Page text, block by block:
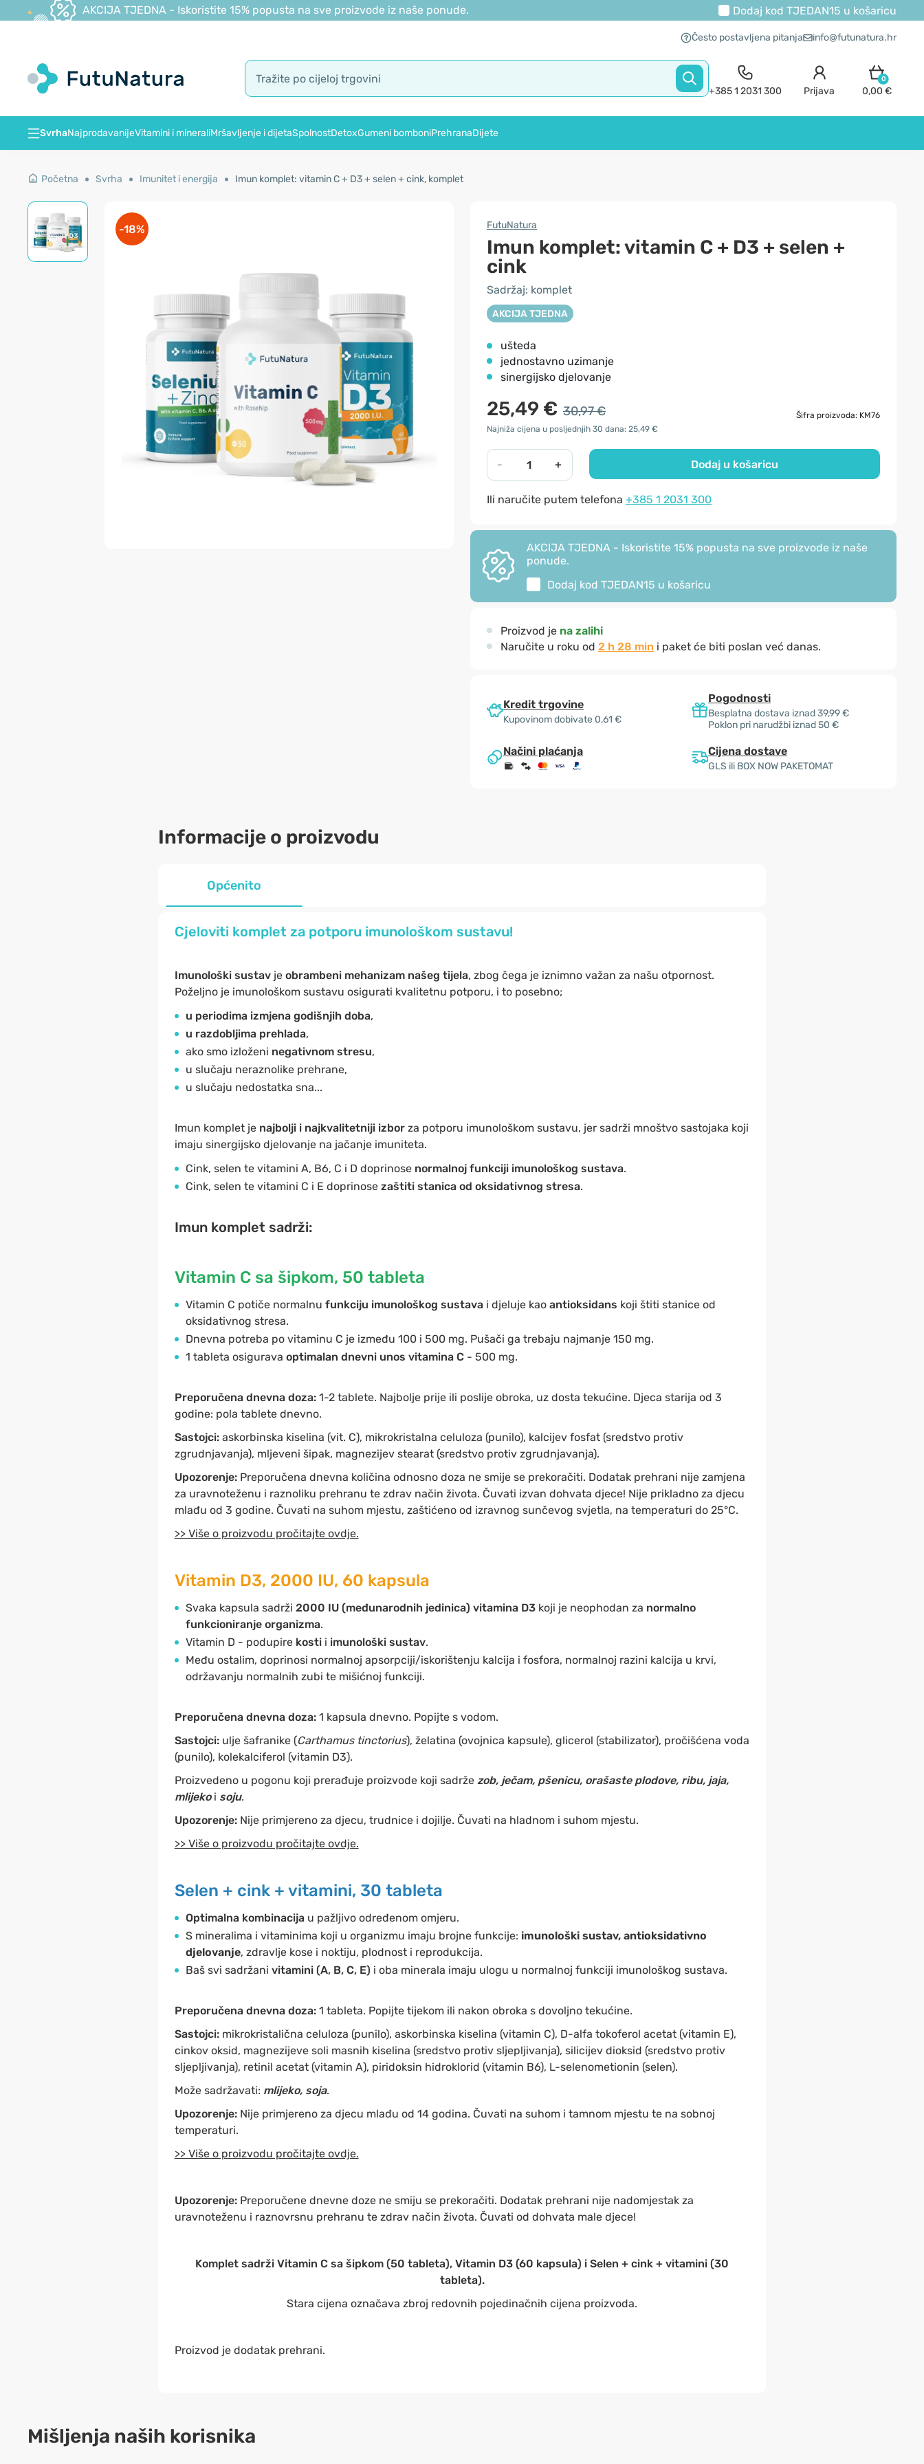
AKCIJA TJEDNA - Iskoristite 15% popusta na sve proizvode iz naše ponude. Dodaj kod TJEDAN15 u košaricu
Često postavljena pitanja info@futunatura.hr
+385 1 2031 300 Prijava
0
0,00 €
SvrhaNajprodavanijeVitamini i mineraliMršavljenje i dijetaSpolnostDetoxGumeni bomboniPrehranaDijete
Početna Svrha Imunitet i energija Imun komplet: vitamin C + D3 + selen + cink, komplet
-18% FutuNatura
Imun komplet: vitamin C + D3 + selen +
cink
Sadržaj: komplet
AKCIJA TJEDNA
ušteda
jednostavno uzimanje
sinergijsko djelovanje
25,49 € 30,97 €
Šifra proizvoda: KM76
Najniža cijena u posljednjih 30 dana: 25,49 €
- + Dodaj u košaricu
Ili naručite putem telefona +385 1 2031 300
AKCIJA TJEDNA - Iskoristite 15% popusta na sve proizvode iz naše
ponude.
Dodaj kod TJEDAN15 u košaricu
Proizvod je na zalihi
Naručite u roku od 2 h 28 min i paket će biti poslan već danas.
Kredit trgovine
Kupovinom dobivate 0,61 €
Pogodnosti
Besplatna dostava iznad 39,99 €
Poklon pri narudžbi iznad 50 €
Načini plaćanja Cijena dostave
GLS ili BOX NOW PAKETOMAT
Informacije o proizvodu
Općenito
Cjeloviti komplet za potporu imunološkom sustavu!
Imunološki sustav jeobrambeni mehanizam našeg tijela, zbog čega je iznimno važan za našu otpornost.
Poželjno je imunološkom sustavu osigurati kvalitetnu potporu, i to posebno;
u periodima izmjena godišnjih doba,
u razdobljima prehlada,
ako smo izloženi negativnom stresu,
u slučaju neraznolike prehrane,
u slučaju nedostatka sna...
Imun komplet je najbolji i najkvalitetniji izborza potporu imunološkom sustavu, jer sadrži mnoštvo sastojaka koji
imaju sinergijsko djelovanje na jačanje imuniteta.
Cink, selen te vitamini A, B6, C i D doprinose normalnoj funkciji imunološkog sustava.
Cink, selen te vitamini C i E doprinose zaštiti stanica od oksidativnog stresa.
Imun komplet sadrži:
Vitamin C sa šipkom, 50 tableta
Vitamin C potiče normalnu funkciju imunološkog sustava i djeluje kao antioksidans koji štiti stanice od
oksidativnog stresa.
Dnevna potreba po vitaminu C je između 100 i 500 mg. Pušači ga trebaju najmanje 150 mg.
1 tableta osigurava optimalan dnevni unos vitamina C- 500 mg.
Preporučena dnevna doza:1-2 tablete. Najbolje prije ili poslije obroka, uz dosta tekućine. Djeca starija od 3
godine: pola tablete dnevno.
Sastojci: askorbinska kiselina (vit. C), mikrokristalna celuloza (punilo), kalcijev fosfat (sredstvo protiv
zgrudnjavanja), mljeveni šipak, magnezijev stearat (sredstvo protiv zgrudnjavanja).
Upozorenje:Preporučena dnevna količina odnosno doza ne smije se prekoračiti. Dodatak prehrani nije zamjena
za uravnoteženu i raznoliku prehranu te zdrav način života. Čuvati izvan dohvata djece! Nije prikladno za djecu
mlađu od 3 godine. Čuvati na suhom mjestu, zaštićeno od izravnog sunčevog svjetla, na temperaturi do 25°C.
>> Više o proizvodu pročitajte ovdje.
Vitamin D3, 2000 IU, 60 kapsula
Svaka kapsula sadrži 2000 IU (međunarodnih jedinica) vitamina D3 koji je neophodan za normalno
funkcioniranje organizma.
Vitamin D - podupire kosti i imunološki sustav.
Među ostalim, doprinosi normalnoj apsorpciji/iskorištenju kalcija i fosfora, normalnoj razini kalcija u krvi,
održavanju normalnih zubi te mišićnoj funkciji.
Preporučena dnevna doza:1 kapsula dnevno. Popijte s vodom.
Sastojci: ulje šafranike (Carthamus tinctorius), želatina (ovojnica kapsule), glicerol (stabilizator), pročišćena voda
(punilo), kolekalciferol (vitamin D3).
Proizvedeno u pogonu koji prerađuje proizvode koji sadrže zob, ječam, pšenicu, orašaste plodove, ribu, jaja,
mlijeko i soju.
Upozorenje:Nije primjereno za djecu, trudnice i dojilje. Čuvati na hladnom i suhom mjestu.
>> Više o proizvodu pročitajte ovdje.
Selen + cink + vitamini, 30 tableta
Optimalna kombinacija u pažljivo određenom omjeru.
S mineralima i vitaminima koji u organizmu imaju brojne funkcije: imunološki sustav, antioksidativno
djelovanje, zdravlje kose i noktiju, plodnost i reprodukcija.
Baš svi sadržani vitamini (A, B, C, E) i oba minerala imaju ulogu u normalnoj funkciji imunološkog sustava.
Preporučena dnevna doza:1 tableta. Popijte tijekom ili nakon obroka s dovoljno tekućine.
Sastojci:mikrokristalična celuloza (punilo), askorbinska kiselina (vitamin C), D-alfa tokoferol acetat (vitamin E),
cinkov oksid, magnezijeve soli masnih kiselina (sredstvo protiv sljepljivanja), silicijev dioksid (sredstvo protiv
sljepljivanja), retinil acetat (vitamin A), piridoksin hidroklorid (vitamin B6), L-selenometionin (selen).
Može sadržavati: mlijeko, soja.
Upozorenje:Nije primjereno za djecu mlađu od 14 godina. Čuvati na suhom i tamnom mjestu te na sobnoj
temperaturi.
>> Više o proizvodu pročitajte ovdje.
Upozorenje:Preporučene dnevne doze ne smiju se prekoračiti. Dodatak prehrani nije nadomjestak za
uravnoteženu i raznovrsnu prehranu te zdrav način života. Čuvati od dohvata male djece!
Komplet sadrži Vitamin C sa šipkom (50 tableta), Vitamin D3 (60 kapsula) i Selen + cink + vitamini (30
tableta).
Stara cijena označava zbroj redovnih pojedinačnih cijena proizvoda.
Proizvod je dodatak prehrani.
Mišljenja naših korisnika